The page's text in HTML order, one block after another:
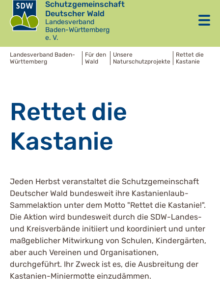
Schutzgemeinschaft
Deutscher Wald
Landesverband
Baden-Württemberg
e. V.
Landesverband Baden-
Württemberg
Für den
Wald
Unsere
Naturschutzprojekte
Rettet die
Kastanie
Rettet die
Kastanie
Jeden Herbst veranstaltet die Schutzgemeinschaft
Deutscher Wald bundesweit ihre Kastanienlaub-
Sammelaktion unter dem Motto "Rettet die Kastanie!".
Die Aktion wird bundesweit durch die SDW-Landes-
und Kreisverbände initiiert und koordiniert und unter
maßgeblicher Mitwirkung von Schulen, Kindergärten,
aber auch Vereinen und Organisationen,
durchgeführt. Ihr Zweck ist es, die Ausbreitung der
Kastanien-Miniermotte einzudämmen.